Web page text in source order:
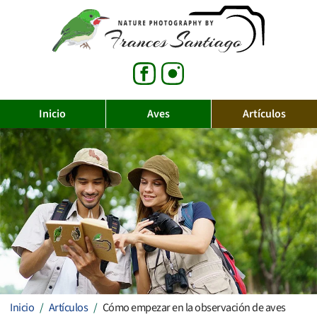
Inicio Aves Artículos
Inicio Artículos Cómo empezar en la observación de aves